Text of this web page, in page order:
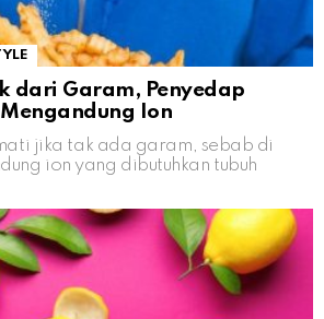
dari Garam, Penyedap
Ion
jika tak ada garam, sebab di
ion yang dibutuhkan tubuh